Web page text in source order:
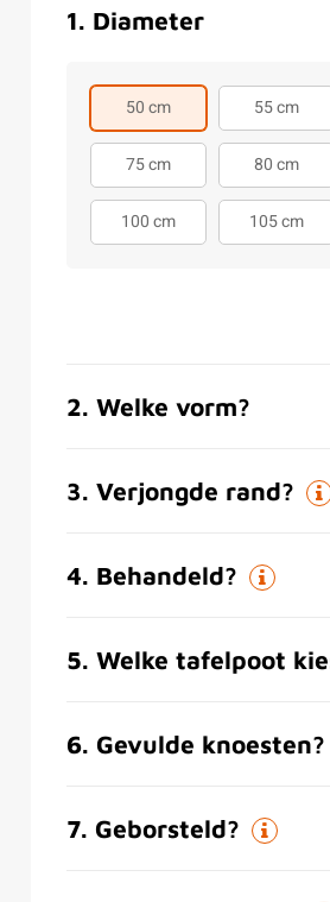
1. Diameter
50 cm 55 cm
75 cm 80 cm
100 cm 105 cm
2. Welke vorm?
3. Verjongde rand?
4. Behandeld?
5. Welke tafelpoot
6. Gevulde knoesten?
7. Geborsteld?